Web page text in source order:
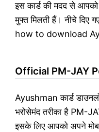
इस कार्ड की मदद से
मुफ्त मिलती हैं। नीचे दिए
how to download
Official PM-JAY
Ayushman कार्ड
भरोसेमंद तरीका है PM-
इसके लिए आपको अपने